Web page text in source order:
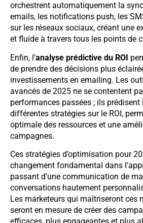
orchestrent automatiquement la
emails, les notifications push, les
sur les réseaux sociaux, créant une
et fluide à travers tous les points de
Enfin, l’analyse prédictive du ROI
de prendre des décisions plus
investissements en emailing. Les
avancés de 2025 ne se contentent
performances passées ; ils prédisent
différentes stratégies sur le ROI,
optimale des ressources et une
campagnes.
Ces stratégies d’optimisation pour
changement fondamental dans
passant d’une communication de
conversations hautement
Les marketeurs qui maîtriseront ces
seront en mesure de créer des